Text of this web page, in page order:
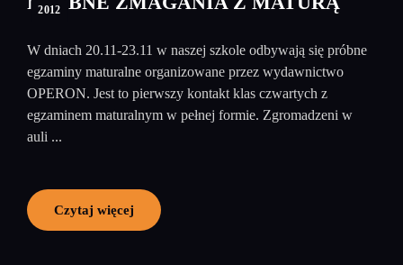
2012
W dniach 20.11-23.11 w naszej szkole odbywają się próbne
egzaminy maturalne organizowane przez wydawnictwo
OPERON. Jest to pierwszy kontakt klas czwartych z
egzaminem maturalnym w pełnej formie. Zgromadzeni w
auli ...
Czytaj więcej